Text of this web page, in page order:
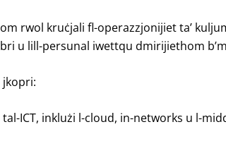
rwol kruċjali fl-operazzjonijiet ta’
u lill-persunal iwettqu dmirijiethom
jkopri:
ICT, inklużi l-cloud, in-networks u l-